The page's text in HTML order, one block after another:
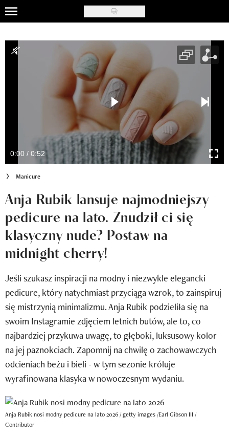
Skip
to
main
content
Moda
Newsy
Newsletter
Wizaz Summer Influ School
Mój profil / Zarejestruj się
0:00 / 0:52
Manicure
Anja Rubik lansuje najmodniejszy
pedicure na lato. Znudził ci się
klasyczny nude? Postaw na
midnight cherry!
Jeśli szukasz inspiracji na modny i niezwykle elegancki
pedicure, który natychmiast przyciąga wzrok, to zainspiruj
się mistrzynią minimalizmu. Anja Rubik podzieliła się na
swoim Instagramie zdjęciem letnich butów, ale to, co
najbardziej przykuwa uwagę, to głęboki, luksusowy kolor
na jej paznokciach. Zapomnij na chwilę o zachowawczych
odcieniach beżu i bieli - w tym sezonie króluje
wyrafinowana klasyka w nowoczesnym wydaniu.
Anja Rubik nosi modny pedicure na lato 2026 / getty images /Earl Gibson III /
Contributor